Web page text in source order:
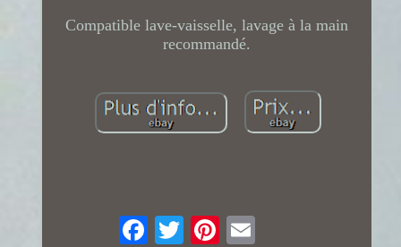
Compatible lave-vaisselle, lavage à la main
recommandé.